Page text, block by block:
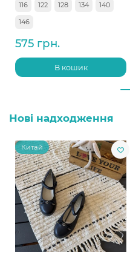
116 122 128 134
140
146
575 грн.
В кошик
Нові надходження
Китай